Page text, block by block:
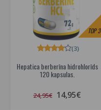
TOP3
Hepatica berberīna hidrohlorīds
120 kapsulas.
(3)
24,95€ 14,95€